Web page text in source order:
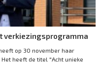
verkiezingsprogramma
op 30 november haar
heeft de titel "Acht unieke